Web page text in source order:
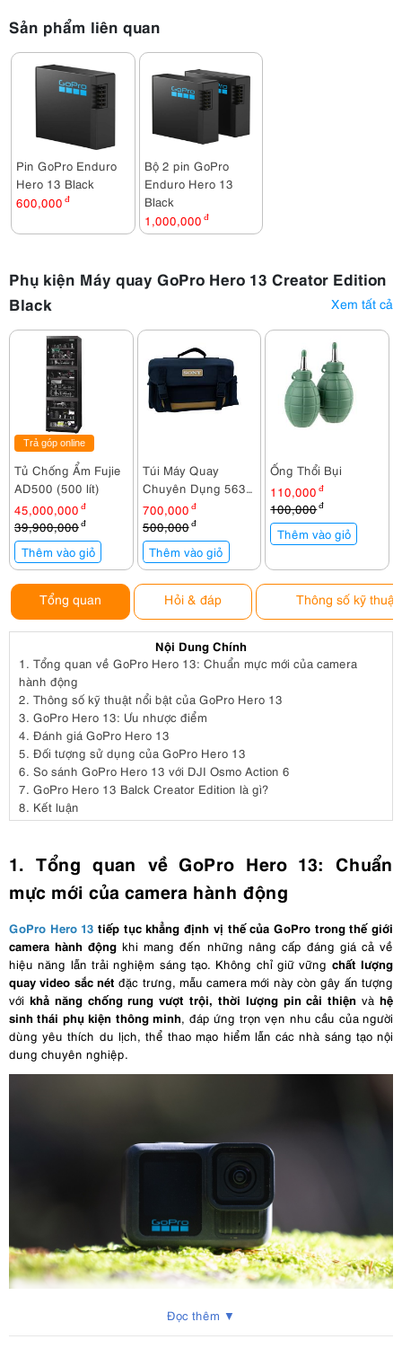
Sản phẩm liên quan
Pin GoPro Enduro
Hero 13 Black
600,000 đ
Bộ 2 pin GoPro
Enduro Hero 13
Black
1,000,000 đ
Phụ kiện Máy quay GoPro Hero 13 Creator Edition
Black
Xem tất cả
Trả góp online
Tủ Chống Ẩm Fujie
AD500 (500 lít)
45,000,000 đ
39,900,000đ
Thêm vào giỏ
Túi Máy Quay
Chuyên Dụng 563
(30x20x18)
700,000 đ
500,000 đ
Thêm vào giỏ
Ống Thổi Bụi
110,000 đ
100,000đ
Thêm vào giỏ
Tổng quan Hỏi & đáp Thông số kỹ thuật
Nội Dung Chính
1. Tổng quan về GoPro Hero 13: Chuẩn mực mới của camera
hành động
2. Thông số kỹ thuật nổi bật của GoPro Hero 13
3. GoPro Hero 13: Ưu nhược điểm
4. Đánh giá GoPro Hero 13
5. Đối tượng sử dụng của GoPro Hero 13
6. So sánh GoPro Hero 13 với DJI Osmo Action 6
7. GoPro Hero 13 Balck Creator Edition là gì?
8. Kết luận
1. Tổng quan về GoPro Hero 13: Chuẩn
mực mới của camera hành động
GoPro Hero 13 tiếp tục khẳng định vị thế của GoPro trong thế giới
camera hành độngkhi mang đến những nâng cấp đáng giá cả về
hiệu năng lẫn trải nghiệm sáng tạo. Không chỉ giữ vững chất lượng
quay video sắc nét đặc trưng, mẫu camera mới này còn gây ấn tượng
với khả năng chống rung vượt trội, thời lượng pin cải thiệnvàhệ
sinh thái phụ kiện thông minh, đáp ứng trọn vẹn nhu cầu của người
dùng yêu thích du lịch, thể thao mạo hiểm lẫn các nhà sáng tạo nội
dung chuyên nghiệp.
Đọc thêm ▼